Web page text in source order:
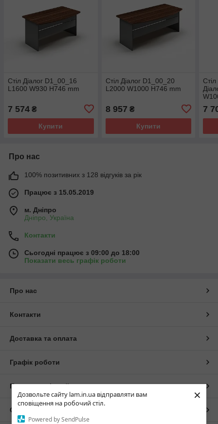
Дозвольте сайту lam.in.ua відправляти вам
сповіщення на робочий стіл.
Powered by SendPulse
×
Стіл Діалог D1_00_16
L1600 W930 H746 mm
7 574 ₴
Купити
Стіл Діалог D1_00_20
L2000 W1000 H746 mm
8 957 ₴
Купити
7
Про нас
100% позитивних з 128 відгуків за рік
Працює з 15.05.2019
м. Дніпро
Дніпро, Україна
Контакти
Сьогодні працює з 09:00 до 18:00
Показати весь графік роботи
Про нас
Контакти
Доставка та оплата
Графік роботи
Повна версія сайту
Сайт створено на маркетплейсі